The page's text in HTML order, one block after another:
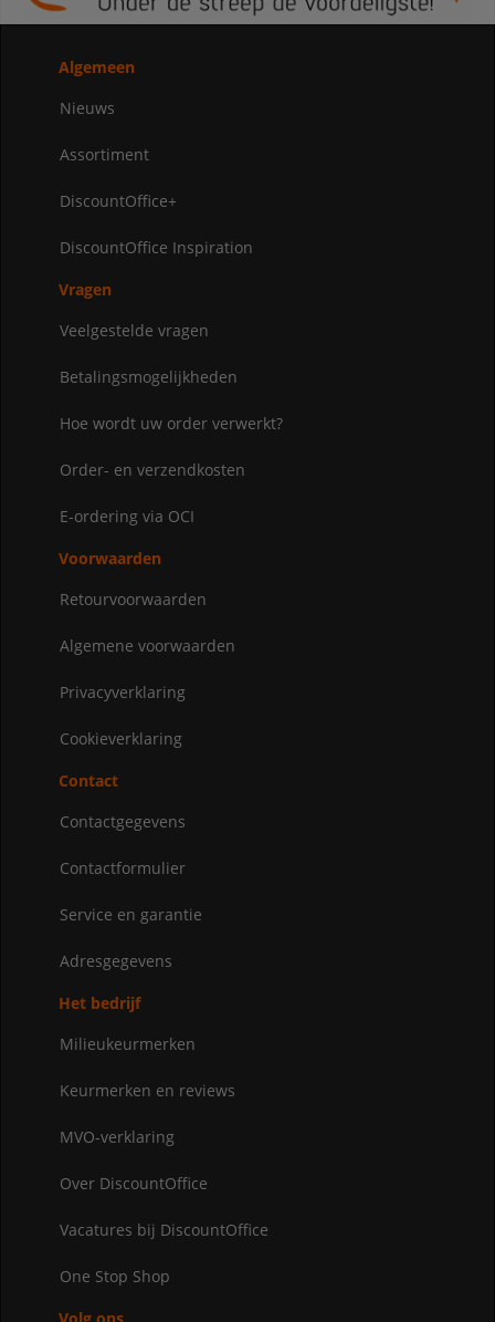
Algemeen
Nieuws
Assortiment
DiscountOffice+
DiscountOffice Inspiration
Vragen
Veelgestelde vragen
Betalingsmogelijkheden
Hoe wordt uw order verwerkt?
Order- en verzendkosten
E-ordering via OCI
Voorwaarden
Retourvoorwaarden
Algemene voorwaarden
Privacyverklaring
Cookieverklaring
Contact
Contactgegevens
Contactformulier
Service en garantie
Adresgegevens
Het bedrijf
Milieukeurmerken
Keurmerken en reviews
MVO-verklaring
Over DiscountOffice
Vacatures bij DiscountOffice
One Stop Shop